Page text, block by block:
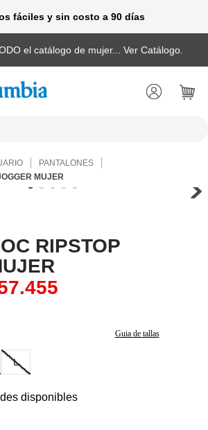
fáciles y sin costo a 90 días
el catálogo de mujer... Ver Catálogo.
PANTALONES
MUJER
RIPSTOP
.455
L
Guia de tallas
disponibles
BUSCADOS